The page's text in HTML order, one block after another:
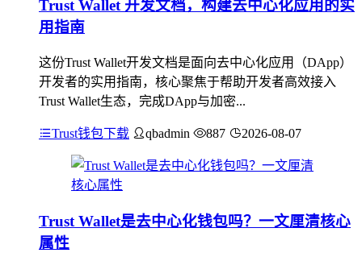
Trust Wallet 开发文档，构建去中心化应用的实
用指南
这份Trust Wallet开发文档是面向去中心化应用（DApp）
开发者的实用指南，核心聚焦于帮助开发者高效接入
Trust Wallet生态，完成DApp与加密...
Trust钱包下载 qbadmin 887 2026-08-07
Trust Wallet是去中心化钱包吗？一文厘清核心
属性